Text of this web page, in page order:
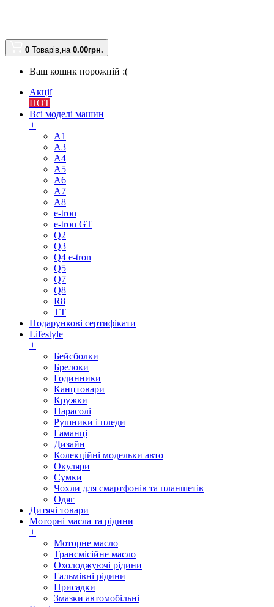
0 Товарів,на 0.00грн.
Ваш кошик порожній :(
Акції
HOT
Всі моделі машин
+
A1
A3
A4
A5
A6
A7
A8
e-tron
e-tron GT
Q2
Q3
Q4 e-tron
Q5
Q7
Q8
R8
TT
Подарункові сертифікати
Lifestyle
+
Бейсболки
Брелоки
Годинники
Канцтовари
Кружки
Парасолі
Рушники і пледи
Гаманці
Дизайн
Колекційні модельки авто
Окуляри
Сумки
Чохли для смартфонів та планшетів
Одяг
Дитячі товари
Моторні масла та рідини
+
Моторне масло
Трансмісійне масло
Охолоджуючі рідини
Гальмівні рідини
Присадки
Змазки автомобільні